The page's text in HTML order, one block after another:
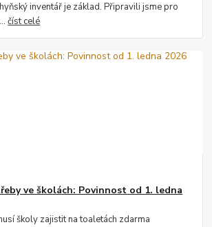
inventář je základ. Připravili jsme pro
číst celé
ve školách: Povinnost od 1. ledna
školy zajistit na toaletách zdarma